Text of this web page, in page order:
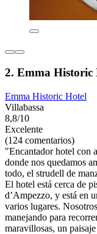
2. Emma Historic
Emma Historic Hotel
Villabassa
8,8/10
Excelente
(124 comentarios)
"Encantador hotel con
donde nos quedamos
todo, el strudell de
El hotel está cerca de
d’Ampezzo, y está en
varios lugares.
manejando para
maravillosas, un